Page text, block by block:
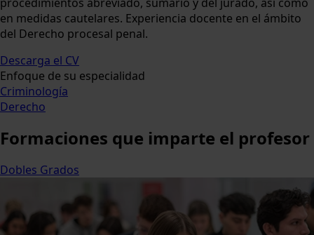
en medidas cautelares. Experiencia docente en el ámbito
del Derecho procesal penal.
Descarga el CV
Enfoque de su especialidad
Criminología
Derecho
Formaciones que imparte el profesor
Dobles Grados